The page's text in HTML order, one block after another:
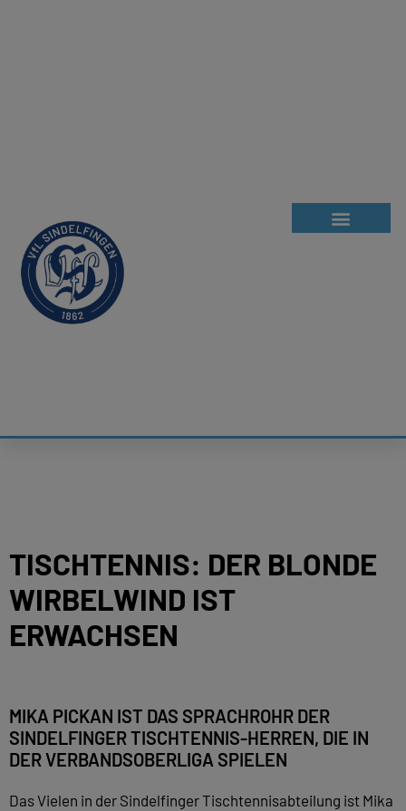
TISCHTENNIS: DER BLONDE
WIRBELWIND IST
ERWACHSEN
MIKA PICKAN IST DAS SPRACHROHR DER
SINDELFINGER TISCHTENNIS-HERREN, DIE IN
DER VERBANDSOBERLIGA SPIELEN
Das Vielen in der Sindelfinger Tischtennisabteilung ist Mika